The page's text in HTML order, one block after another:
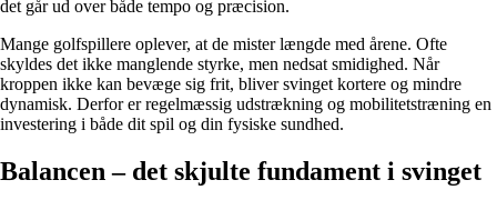
det går ud over både tempo og præcision.
Mange golfspillere oplever, at de mister længde med årene. Ofte
skyldes det ikke manglende styrke, men nedsat smidighed. Når
kroppen ikke kan bevæge sig frit, bliver svinget kortere og mindre
dynamisk. Derfor er regelmæssig udstrækning og mobilitetstræning en
investering i både dit spil og din fysiske sundhed.
Balancen – det skjulte fundament i svinget